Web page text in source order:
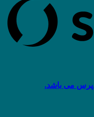
می باشد.